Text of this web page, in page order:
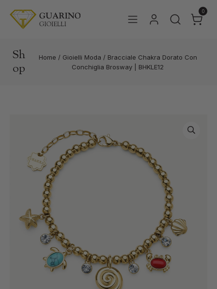
0
Sh
op
Home / Gioielli Moda / Bracciale Chakra Dorato Con
Conchiglia Brosway | BHKLE12